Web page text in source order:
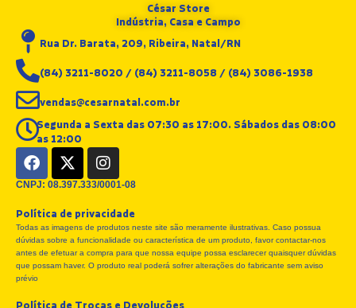
César Store
Indústria, Casa e Campo
Rua Dr. Barata, 209, Ribeira, Natal/RN
(84) 3211-8020 / (84) 3211-8058 / (84) 3086-1938
vendas@cesarnatal.com.br
Segunda a Sexta das 07:30 as 17:00. Sábados das 08:00
as 12:00
F
a
c
b
o
o
k
X
-
t
i
t
t
e
I
n
s
a
g
r
a
CNPJ: 08.397.333/0001-08
Política de privacidade
Todas as imagens de produtos neste site são meramente ilustrativas. Caso possua
dúvidas sobre a funcionalidade ou característica de um produto, favor contactar-nos
antes de efetuar a compra para que nossa equipe possa esclarecer quaisquer dúvidas
que possam haver. O produto real poderá sofrer alterações do fabricante sem aviso
prévio